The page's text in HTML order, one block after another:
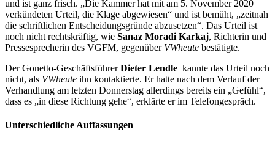
und ist ganz frisch. „Die Kammer hat mit am 5. November 2020
verkündeten Urteil, die Klage abgewiesen“ und ist bemüht, „zeitnah
die schriftlichen Entscheidungsgründe abzusetzen“. Das Urteil ist
noch nicht rechtskräftig, wie Sanaz Moradi Karkaj, Richterin und
Pressesprecherin des VGFM, gegenüber VWheute bestätigte.
Der Gonetto-GeschäftsführerDieter Lendle kannte das Urteil noch
nicht, als VWheute ihn kontaktierte. Er hatte nach dem Verlauf der
Verhandlung am letzten Donnerstag allerdings bereits ein „Gefühl“,
dass es „in diese Richtung gehe“, erklärte er im Telefongespräch.
Unterschiedliche Auffassungen